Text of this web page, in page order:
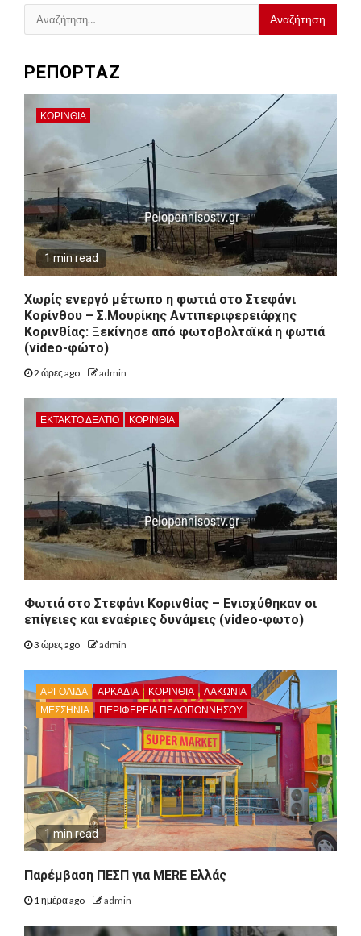
Αναζήτηση
για:
ΡΕΠΟΡΤΑΖ
ΚΟΡΙΝΘΊΑ
1 min read
Χωρίς ενεργό μέτωπο η φωτιά στο Στεφάνι
Κορίνθου – Σ.Μουρίκης Αντιπεριφερειάρχης
Κορινθίας: Ξεκίνησε από φωτοβολταϊκά η φωτιά
(video-φώτο)
2 ώρες ago admin
ΕΚΤΑΚΤΟ ΔΕΛΤΙΟ ΚΟΡΙΝΘΊΑ
Φωτιά στο Στεφάνι Κορινθίας – Ενισχύθηκαν οι
επίγειες και εναέριες δυνάμεις (video-φωτο)
3 ώρες ago admin
ΑΡΓΟΛΙΔΑ ΑΡΚΑΔΊΑ ΚΟΡΙΝΘΊΑ
ΛΑΚΩΝΙΑ
ΜΕΣΣΗΝΙΑ
ΠΕΡΙΦΈΡΕΙΑ ΠΕΛΟΠΟΝΝΉΣΟΥ
1 min read
Παρέμβαση ΠΕΣΠ για MERE Ελλάς
1 ημέρα ago admin